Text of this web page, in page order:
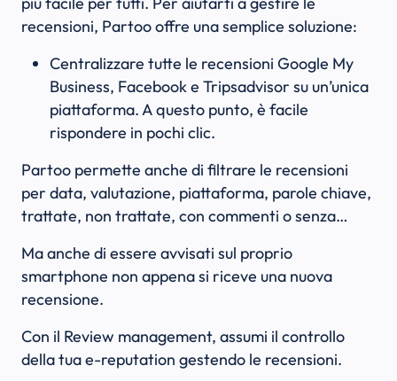
recensioni, Partoo offre una semplice soluzione:
Centralizzare tutte le recensioni Google My
Business, Facebook e Tripsadvisor su un’unica
piattaforma. A questo punto, è facile
rispondere in pochi clic.
Partoo permette anche di filtrare le recensioni
per data, valutazione, piattaforma, parole chiave,
trattate, non trattate, con commenti o senza…
Ma anche di essere avvisati sul proprio
smartphone non appena si riceve una nuova
recensione.
Con il Review management, assumi il controllo
della tua e-reputation gestendo le recensioni.